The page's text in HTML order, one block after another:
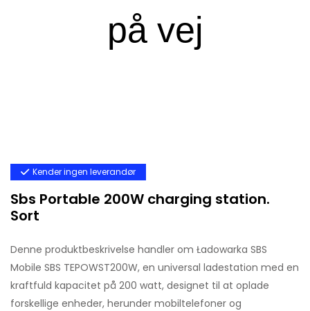
Kender ingen leverandør
Sbs Portable 200W charging station.
Sort
Denne produktbeskrivelse handler om Ładowarka SBS
Mobile SBS TEPOWST200W, en universal ladestation med en
kraftfuld kapacitet på 200 watt, designet til at oplade
forskellige enheder, herunder mobiltelefoner og